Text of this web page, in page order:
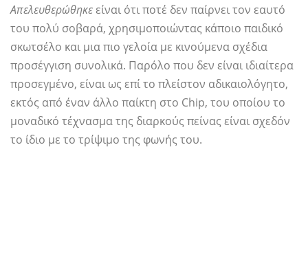
Απελευθερώθηκεείναι ότι ποτέ δεν παίρνει τον εαυτό
του πολύ σοβαρά, χρησιμοποιώντας κάποιο παιδικό
σκωτσέλο και μια πιο γελοία με κινούμενα σχέδια
προσέγγιση συνολικά. Παρόλο που δεν είναι ιδιαίτερα
προσεγμένο, είναι ως επί το πλείστον αδικαιολόγητο,
εκτός από έναν άλλο παίκτη στο Chip, του οποίου το
μοναδικό τέχνασμα της διαρκούς πείνας είναι σχεδόν
το ίδιο με το τρίψιμο της φωνής του.